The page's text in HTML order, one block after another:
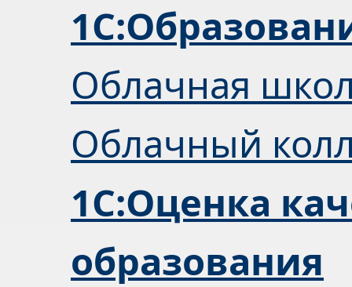
Облачная
Облачный
1С:Оценка
образования